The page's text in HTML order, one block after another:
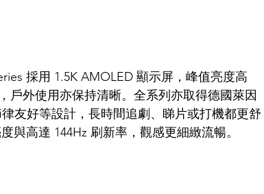
採用 1.5K AMOLED 顯示屏，峰值亮度高
戶外使用亦保持清晰。全系列亦取得德國萊因
友好等設計，長時間追劇、睇片或打機都更舒
與高達 144Hz 刷新率，觀感更細緻流暢。